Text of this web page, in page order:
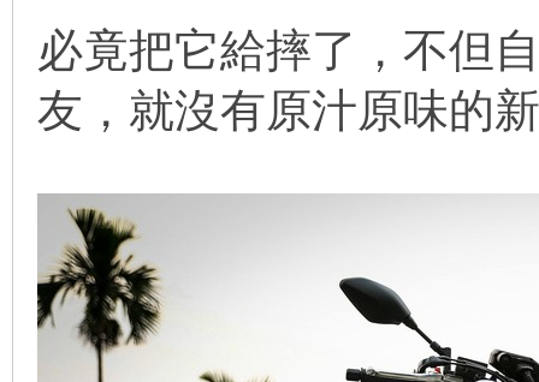
必竟把它給摔了，不但
友，就沒有原汁原味的